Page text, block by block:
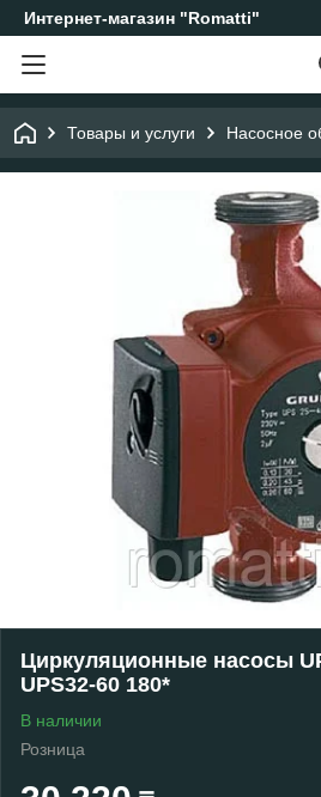
Интернет-магазин "Romatti"
Товары и услуги Насосное
Циркуляционные насосы
UPS32-60 180*
В наличии
Розница